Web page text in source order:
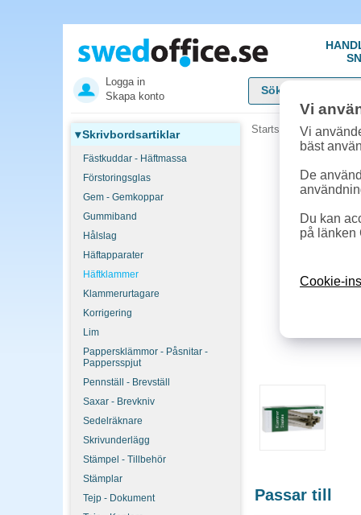
Logga in
Skapa konto
▾Skrivbordsartiklar
Fästkuddar - Häftmassa
Förstoringsglas
Gem - Gemkoppar
Gummiband
Hålslag
Häftapparater
Häftklammer
Klammerurtagare
Korrigering
Lim
Pappersklämmor - Påsnitar -
Pappersspjut
Pennställ - Brevställ
Saxar - Brevkniv
Sedelräknare
Skrivunderlägg
Stämpel - Tillbehör
Stämplar
Tejp - Dokument
Startsida »
Passar till
Vi
Vi
bäst
De
Du kan
på länken
Cookie-